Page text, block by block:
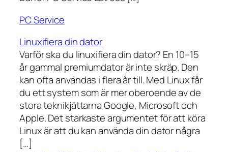
PC Service
Linuxifiera din dator
Varför ska du linuxifiera din dator? En 10–15
år gammal premiumdator är inte skräp. Den
kan ofta användas i flera år till. Med Linux får
du ett system som är mer oberoende av de
stora teknikjättarna Google, Microsoft och
Apple. Det starkaste argumentet för att köra
Linux är att du kan använda din dator några
[…]